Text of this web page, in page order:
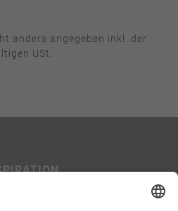
anders angegeben inkl. der
USt.
Projekte